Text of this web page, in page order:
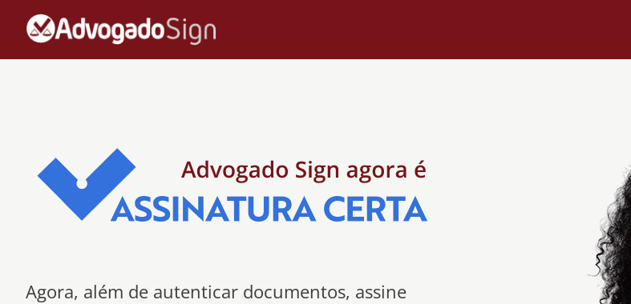
Agora, além de autenticar documentos, assine